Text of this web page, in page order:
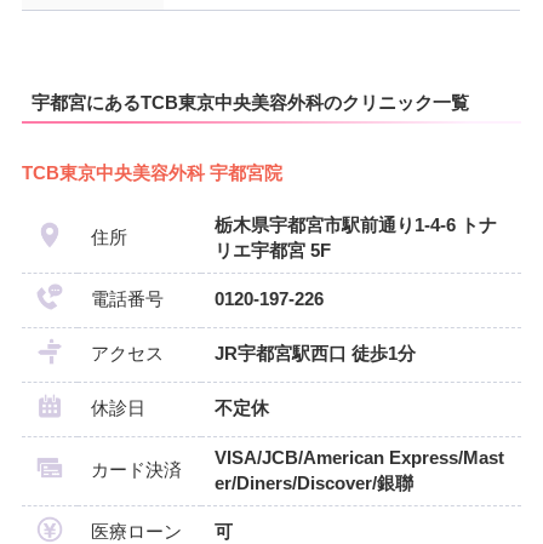
宇都宮にあるTCB東京中央美容外科のクリニック一覧
TCB東京中央美容外科 宇都宮院
住所
栃木県宇都宮市駅前通り1-4-6 トナ
リエ宇都宮 5F
電話番号 0120-197-226
アクセス JR宇都宮駅西口 徒歩1分
休診日 不定休
カード決済
VISA/JCB/American Express/Mast
er/Diners/Discover/銀聯
医療ローン 可